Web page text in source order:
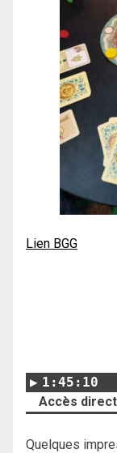
Lien BGG
1:45:10
Accès direct
Quelques